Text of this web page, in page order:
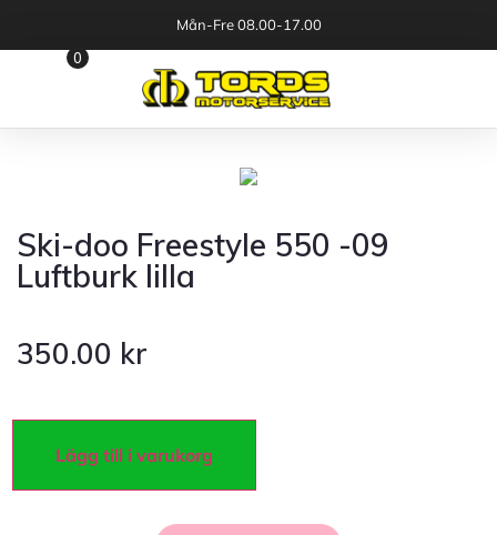
Mån-Fre 08.00-17.00
0
Ski-doo Freestyle 550 -09
Luftburk lilla
350.00 kr
Lägg till i varukorg